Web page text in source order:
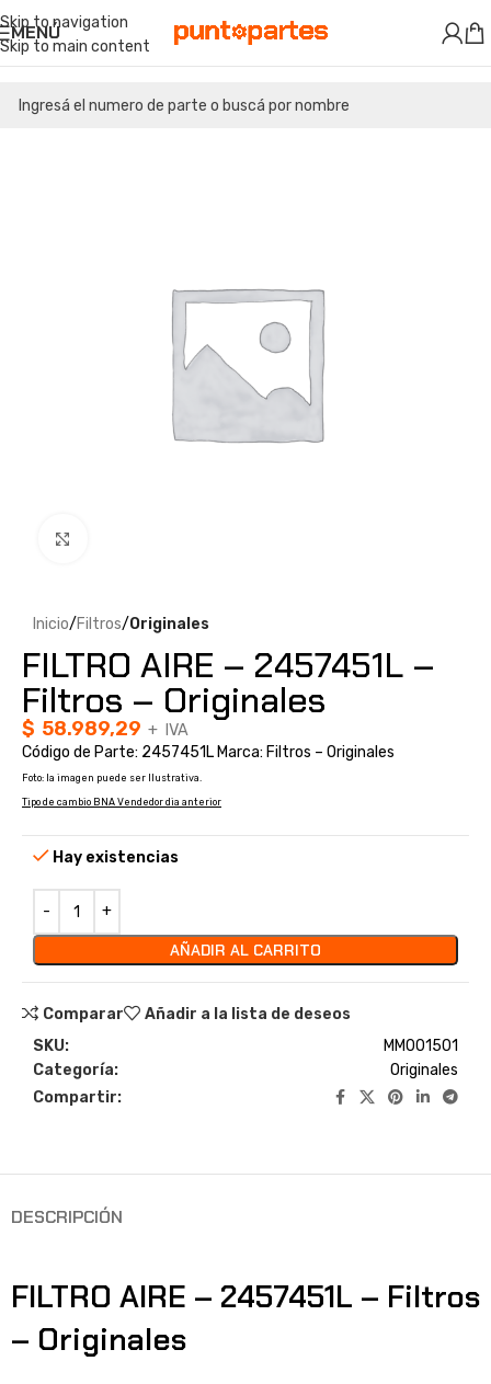
Skip to navigation
Skip to main content
MENÚ
Inicio Filtros Originales
FILTRO AIRE – 2457451L –
Filtros – Originales
$ 58.989,29 + IVA
Código de Parte: 2457451L Marca: Filtros – Originales
Foto: la imagen puede ser Ilustrativa.
Tipo de cambio BNA Vendedor dia anterior
Hay existencias
AÑADIR AL CARRITO
Comparar
Añadir a la lista de deseos
SKU:
MM001501
Categoría:
Originales
Compartir:
DESCRIPCIÓN
FILTRO AIRE – 2457451L – Filtros
– Originales